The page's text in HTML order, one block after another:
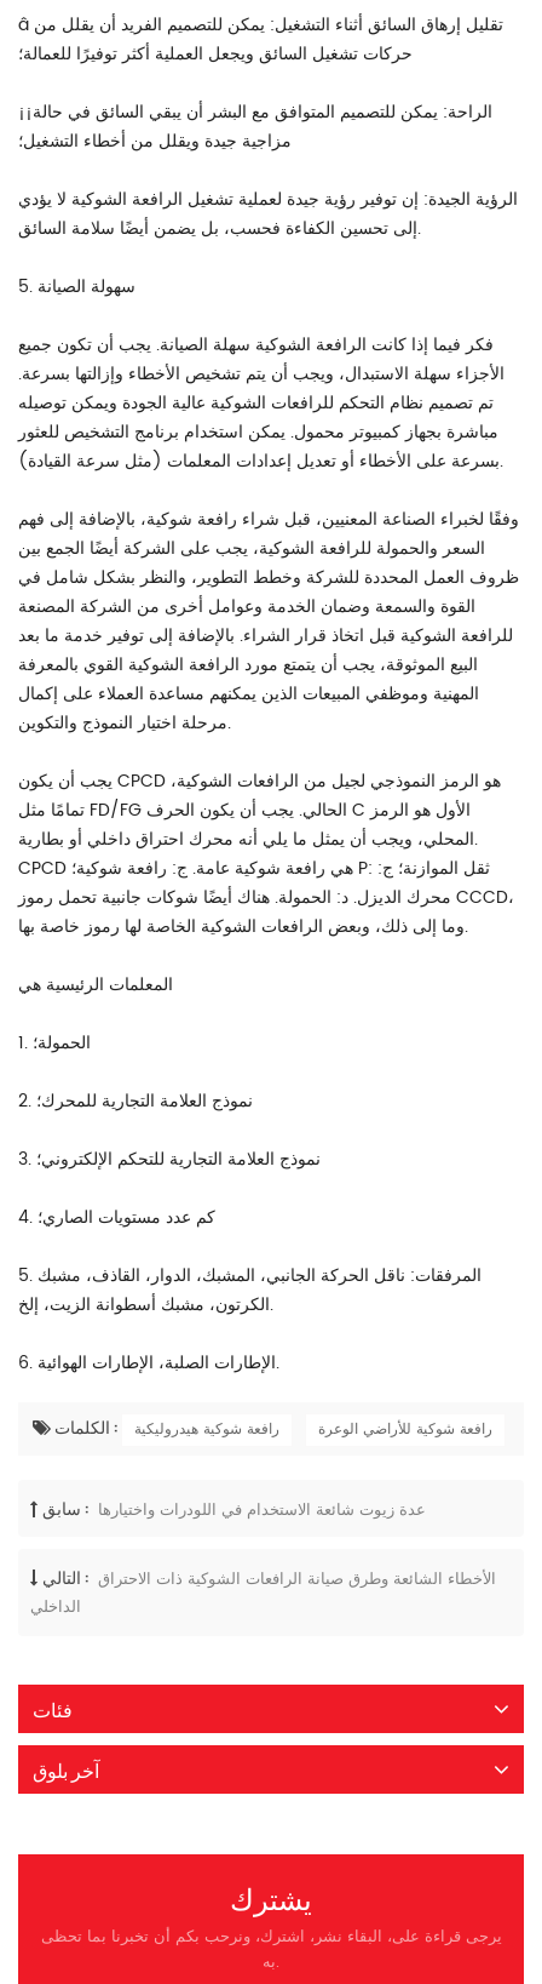
â تقليل إرهاق السائق أثناء التشغيل: يمكن للتصميم الفريد أن يقلل من
حركات تشغيل السائق ويجعل العملية أكثر توفيرًا للعمالة؛
¡¡الراحة: يمكن للتصميم المتوافق مع البشر أن يبقي السائق في حالة
مزاجية جيدة ويقلل من أخطاء التشغيل؛
الرؤية الجيدة: إن توفير رؤية جيدة لعملية تشغيل الرافعة الشوكية لا يؤدي
إلى تحسين الكفاءة فحسب، بل يضمن أيضًا سلامة السائق.
5. سهولة الصيانة
فكر فيما إذا كانت الرافعة الشوكية سهلة الصيانة. يجب أن تكون جميع
الأجزاء سهلة الاستبدال، ويجب أن يتم تشخيص الأخطاء وإزالتها بسرعة.
تم تصميم نظام التحكم للرافعات الشوكية عالية الجودة ويمكن توصيله
مباشرة بجهاز كمبيوتر محمول. يمكن استخدام برنامج التشخيص للعثور
بسرعة على الأخطاء أو تعديل إعدادات المعلمات (مثل سرعة القيادة).
وفقًا لخبراء الصناعة المعنيين، قبل شراء رافعة شوكية، بالإضافة إلى فهم
السعر والحمولة للرافعة الشوكية، يجب على الشركة أيضًا الجمع بين
ظروف العمل المحددة للشركة وخطط التطوير، والنظر بشكل شامل في
القوة والسمعة وضمان الخدمة وعوامل أخرى من الشركة المصنعة
للرافعة الشوكية قبل اتخاذ قرار الشراء. بالإضافة إلى توفير خدمة ما بعد
البيع الموثوقة، يجب أن يتمتع مورد الرافعة الشوكية القوي بالمعرفة
المهنية وموظفي المبيعات الذين يمكنهم مساعدة العملاء على إكمال
مرحلة اختيار النموذج والتكوين.
يجب أن يكون CPCD هو الرمز النموذجي لجيل من الرافعات الشوكية،
تمامًا مثل FD/FG الحالي. يجب أن يكون الحرف C الأول هو الرمز
المحلي، ويجب أن يمثل ما يلي أنه محرك احتراق داخلي أو بطارية.
CPCD هي رافعة شوكية عامة. ج: رافعة شوكية؛ P: ثقل الموازنة؛ ج:
محرك الديزل. د: الحمولة. هناك أيضًا شوكات جانبية تحمل رموز CCCD،
وما إلى ذلك، وبعض الرافعات الشوكية الخاصة لها رموز خاصة بها.
المعلمات الرئيسية هي
1. الحمولة؛
2. نموذج العلامة التجارية للمحرك؛
3. نموذج العلامة التجارية للتحكم الإلكتروني؛
4. كم عدد مستويات الصاري؛
5. المرفقات: ناقل الحركة الجانبي، المشبك، الدوار، القاذف، مشبك
الكرتون، مشبك أسطوانة الزيت، إلخ.
6. الإطارات الصلبة، الإطارات الهوائية.
الكلمات : رافعة شوكية هيدروليكية رافعة شوكية للأراضي الوعرة
سابق : عدة زيوت شائعة الاستخدام في اللودرات واختيارها
التالي : الأخطاء الشائعة وطرق صيانة الرافعات الشوكية ذات الاحتراق
الداخلي
فئات
آخر بلوق
يشترك
يرجى قراءة على، البقاء نشر، اشترك، ونرحب بكم أن تخبرنا بما تحظى
به.